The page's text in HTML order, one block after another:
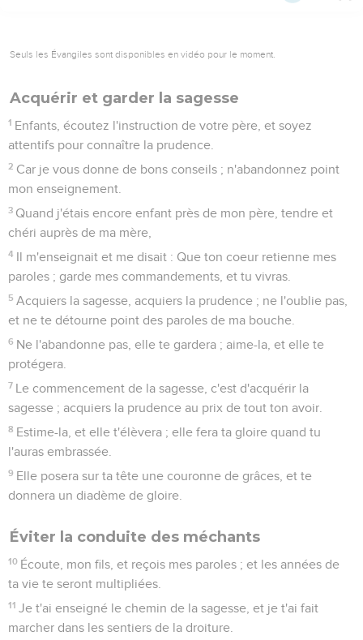
Seuls les Évangiles sont disponibles en vidéo pour le moment.
Acquérir et garder la sagesse
1 Enfants, écoutez l'instruction de votre père, et soyez
attentifs pour connaître la prudence.
2 Car je vous donne de bons conseils ; n'abandonnez point
mon enseignement.
3 Quand j'étais encore enfant près de mon père, tendre et
chéri auprès de ma mère,
4 Il m'enseignait et me disait : Que ton coeur retienne mes
paroles ; garde mes commandements, et tu vivras.
5 Acquiers la sagesse, acquiers la prudence ; ne l'oublie pas,
et ne te détourne point des paroles de ma bouche.
6 Ne l'abandonne pas, elle te gardera ; aime-la, et elle te
protégera.
7 Le commencement de la sagesse, c'est d'acquérir la
sagesse ; acquiers la prudence au prix de tout ton avoir.
8 Estime-la, et elle t'élèvera ; elle fera ta gloire quand tu
l'auras embrassée.
9 Elle posera sur ta tête une couronne de grâces, et te
donnera un diadème de gloire.
Éviter la conduite des méchants
10 Écoute, mon fils, et reçois mes paroles ; et les années de
ta vie te seront multipliées.
11 Je t'ai enseigné le chemin de la sagesse, et je t'ai fait
marcher dans les sentiers de la droiture.